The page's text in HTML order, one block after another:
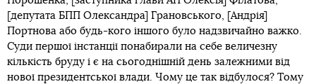
[депутата БПП Олександра] Грановського, [Андрія]
Портнова або будь-кого іншого було надзвичайно важко.
Суди першої інстанції понабирали на себе величезну
кількість бруду і є на сьогоднішній день залежними від
нової президентської влади. Чому це так відбулося? Тому